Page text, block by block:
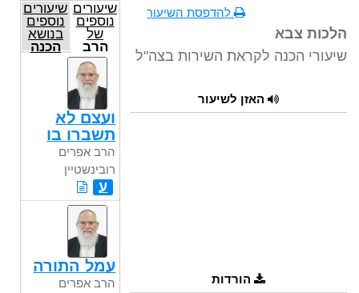
להדפסת השיעור
הלכות צבא
שיעורי הכנה לקראת השירות בצה"ל
האזן לשיעור
הורדות
שיעורים
נוספים
של
הרב
אפרים
רובינשטיין
שיעורים
נוספים
בנושא
הכנה
לשירות
ועצם לא
תשברו בו
הרב אפרים
רובינשטיין
ע
עמל התורה
הרב אפרים